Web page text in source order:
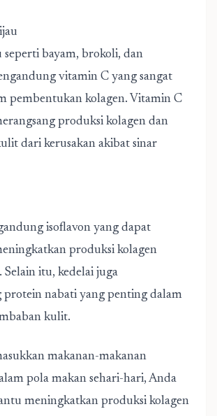
seperti bayam, brokoli, dan
vitamin C yang sangat
pembentukan kolagen. Vitamin C
produksi kolagen dan
dari kerusakan akibat sinar
isoflavon yang dapat
produksi kolagen
itu, kedelai juga
protein nabati yang penting dalam
kulit.
makanan-makanan
pola makan sehari-hari, Anda
meningkatkan produksi kolagen